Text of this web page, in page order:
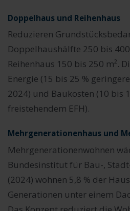
Doppelhaus und Reihenhaus
Reduzieren
Doppelhaushälfte 250 bis
Reihenhaus 150 bis 250 m².
Energie (15 bis 25 %
2024) und Baukosten (10 bis
freistehendem EFH).
Mehrgenerationenhaus und
Mehrgenerationenwohnen
Bundesinstitut für Bau-,
(2024) wohnen 5,8 % der
Generationen unter einem